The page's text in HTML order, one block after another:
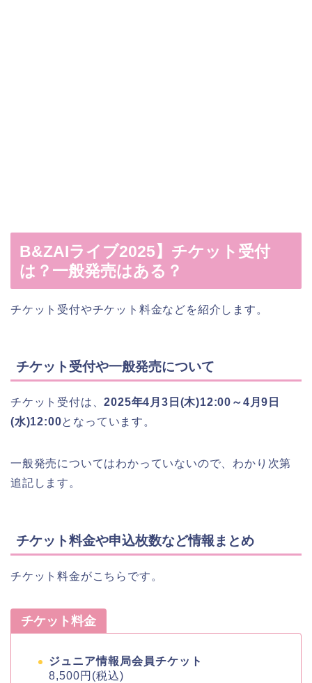
B&ZAIライブ2025】チケット受付
は？一般発売はある？
チケット受付やチケット料金などを紹介します。
チケット受付や一般発売について
チケット受付は、2025年4月3日(木)12:00～4月9日
(水)12:00となっています。
一般発売についてはわかっていないので、わかり次第
追記します。
チケット料金や申込枚数など情報まとめ
チケット料金がこちらです。
チケット料金
ジュニア情報局会員チケット
8,500円(税込)